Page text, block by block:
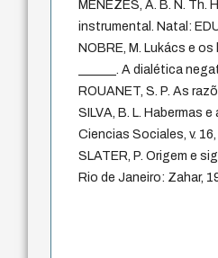
MENEZES, A. B. N. Th.
instrumental. Natal:
NOBRE, M. Lukács e
______. A dialética
ROUANET, S. P. As
SILVA, B. L. Habermas
Ciencias Sociales, v.
SLATER, P. Origem e
Rio de Janeiro: Zahar,